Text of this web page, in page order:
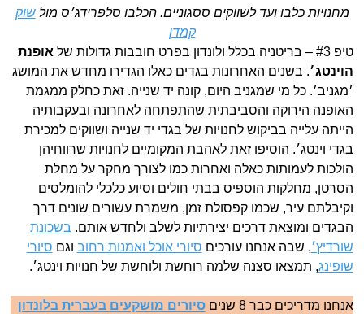
מחנויות כלבו ועד לשווקים ססגוניים. הכלבו סלפרידג׳ס מולשוק
קמדן
טיפ #3 – בריטניה בכלל ולונדון בפרט חובבות גדולות של
אופנת
הוינטג׳. בשנים האחרונות בגדים כאלו הגדירו מחדש את המושג
׳מגניב׳. כל מי שמגניב היום, קונה יד שנייה. זאת כחלק ממגמת
האופנה הירוקה והסביבתית שהתפתחה לאחרונה ובעקבותיה
הייתה עלייה בביקוש לחנויות של בגדי יד שנייה ושווקים למכירת
בגדי וינטג׳. הוסיפו זאת לאהבת המקומיים לחנויות שרווחיהן
הולכות לעמותות כאלה ואחרות כמו לצורך מחקר על מחלת
הסרטן, מחלקות הוספיס בבתי חולים וסיוע כלכלי להומלסים
וקיבלתם עיר, שכמו קפסולת זמן, משמרת עשורים שונים דרך
הבגדים ומוצאת דרכים יצירתיות לשלב ולחדש אותם. בשכונת
שורדיץ׳, שבה אנחנו עורכים סיורי אוכל ואמנות רחוב וגם סיורי
שופינג, תמצאו סצנה שלמה רוחשת ולוחשת של חנויות וינטג׳.
אנחנו מדריכים כבר 8 שנים סיורים מושקעים בעברית בלונדון